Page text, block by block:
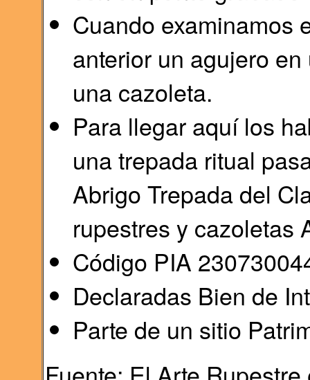
Cuando examinamos
anterior un agujero
una cazoleta.
Para llegar aquí los
una trepada ritual
Abrigo Trepada del
rupestres y cazoletas
Código PIA
Declaradas Bien de
Parte de un sitio